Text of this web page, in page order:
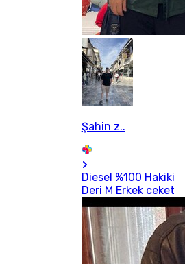
Şahin z..
Diesel %100 Hakiki
Deri M Erkek ceket